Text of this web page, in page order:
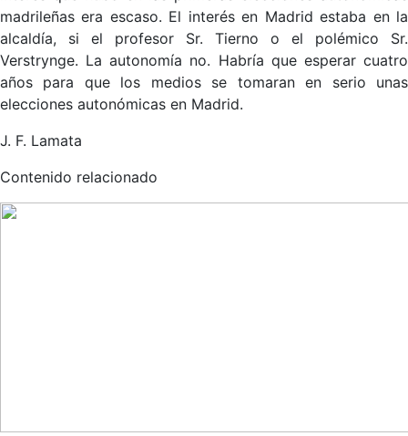
madrileñas era escaso. El interés en Madrid estaba en la
alcaldía, si el profesor Sr. Tierno o el polémico Sr.
Verstrynge. La autonomía no. Habría que esperar cuatro
años para que los medios se tomaran en serio unas
elecciones autonómicas en Madrid.
J. F. Lamata
Contenido relacionado